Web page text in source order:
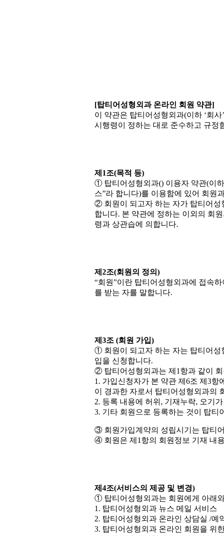
[탑티어성형외과 온라인 회원 약관]
이 약관은 탑티어성형외과(이하 ‘회
시행령이 정하는 대로 준수하고 규정
제1조(목적 등)
① 탑티어성형외과() 이용자 약관(이
스”라 합니다)를 이용함에 있어 회원
② 회원이 되고자 하는 자가 탑티어성
합니다. 본 약관에 정하는 이외의 회
령과 상관습에 의합니다.
제2조(회원의 정의)
“회원”이란 탑티어성형외과에 접속
를 받는 자를 말합니다.
제3조 (회원 가입)
① 회원이 되고자 하는 자는 탑티어성
입을 신청합니다.
② 탑티어성형외과는 제1항과 같이
1. 가입신청자가 본 약관 제6조 제3항
이 경과한 자로서 탑티어성형외과의
2. 등록 내용에 허위, 기재누락, 오기
3. 기타 회원으로 등록하는 것이 탑티
③ 회원가입계약의 성립시기는 탑티
④ 회원은 제1항의 회원정보 기재 내
제4조(서비스의 제공 및 변경)
① 탑티어성형외과는 회원에게 아래
1. 탑티어성형외과 뉴스 메일 서비스
2. 탑티어성형외과 온라인 상담실 /예
3. 탑티어성형외과 온라인 회원을 위